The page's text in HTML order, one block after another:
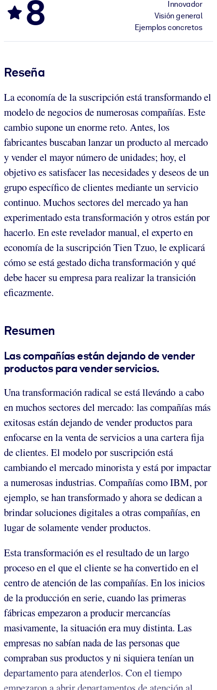
8
Innovador
Visión general
Ejemplos concretos
Reseña
La economía de la suscripción está transformando el
modelo de negocios de numerosas compañías. Este
cambio supone un enorme reto. Antes, los
fabricantes buscaban lanzar un producto al mercado
y vender el mayor número de unidades; hoy, el
objetivo es satisfacer las necesidades y deseos de un
grupo específico de clientes mediante un servicio
continuo. Muchos sectores del mercado ya han
experimentado esta transformación y otros están por
hacerlo. En este revelador manual, el experto en
economía de la suscripción Tien Tzuo, le explicará
cómo se está gestado dicha transformación y qué
debe hacer su empresa para realizar la transición
eficazmente.
Resumen
Las compañías están dejando de vender
productos para vender servicios.
Una transformación radical se está llevándo a cabo
en muchos sectores del mercado: las compañías más
exitosas están dejando de vender productos para
enfocarse en la venta de servicios a una cartera fija
de clientes. El modelo por suscripción está
cambiando el mercado minorista y está por impactar
a numerosas industrias. Compañías como IBM, por
ejemplo, se han transformado y ahora se dedican a
brindar soluciones digitales a otras compañías, en
lugar de solamente vender productos.
Esta transformación es el resultado de un largo
proceso en el que el cliente se ha convertido en el
centro de atención de las compañías. En los inicios
de la producción en serie, cuando las primeras
fábricas empezaron a producir mercancías
masivamente, la situación era muy distinta. Las
empresas no sabían nada de las personas que
compraban sus productos y ni siquiera tenían un
departamento para atenderlos. Con el tiempo